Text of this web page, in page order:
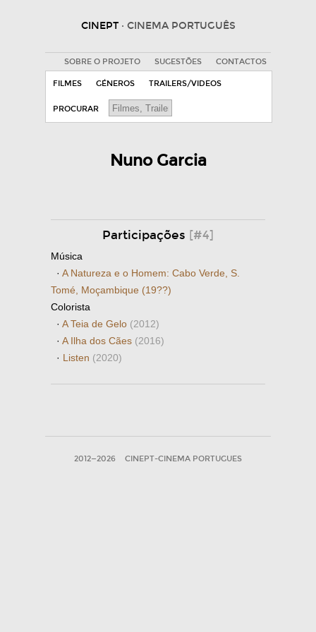
CINEPT · CINEMA PORTUGUÊS
SOBRE O PROJETO SUGESTÕES CONTACTOS
FILMES GÉNEROS TRAILERS/VIDEOS
PROCURAR
Nuno Garcia
Participações [#4]
Música
· A Natureza e o Homem: Cabo Verde, S.
Tomé, Moçambique (19??)
Colorista
· A Teia de Gelo (2012)
· A Ilha dos Cães (2016)
· Listen (2020)
2012—2026 CINEPT-CINEMA PORTUGUES